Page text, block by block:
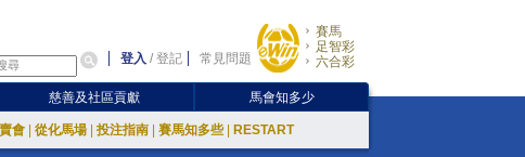
登入 /登記 常見問題
賽馬
足智彩
六合彩
慈善及社區貢獻 馬會知多少
會 從化馬場 投注指南 賽馬知多些 RESTART